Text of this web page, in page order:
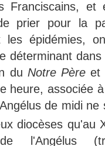
Franciscains, et
prier pour la
les épidémies,
déterminant
du Notre Père et
heure, associée
de midi ne
diocèses qu'au
l'Angélus